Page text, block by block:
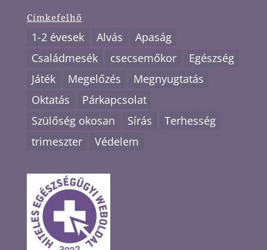
Címkefelhő
1-2 évesek Alvás
Apaság
Családmesék
csecsemőkor
Egészség
Játék
Megelőzés
Megnyugtatás
Oktatás
Párkapcsolat
Szülőség okosan
Sírás
Terhesség
trimeszter
Védelem